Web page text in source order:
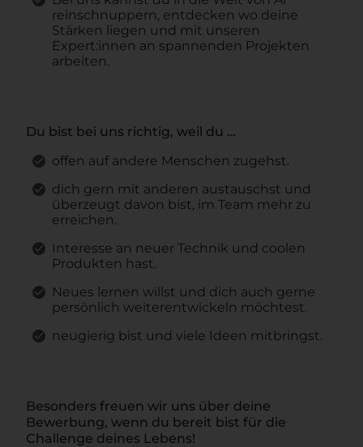
reinschnuppern, entdecken wo deine
Stärken liegen und mit unseren
Expert:innen an spannenden Projekten
arbeiten.
Du bist bei uns richtig, weil du …
offen auf andere Menschen zugehst.
dich gern mit anderen austauschst und
überzeugt davon bist, im Team mehr zu
erreichen.
Interesse an neuer Technik und coolen
Produkten hast.
Neues lernen willst und dich auch gerne
persönlich weiterentwickeln möchtest.
neugierig bist und viele Ideen mitbringst.
Besonders freuen wir uns über deine
Bewerbung, wenn du bereit bist für die
Challenge deines Lebens!